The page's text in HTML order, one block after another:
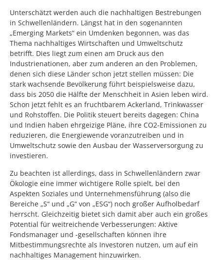
Unterschätzt werden auch die nachhaltigen Bestrebungen
in Schwellenländern. Längst hat in den sogenannten
„Emerging Markets“ ein Umdenken begonnen, was das
Thema nachhaltiges Wirtschaften und Umweltschutz
betrifft. Dies liegt zum einen am Druck aus den
Industrienationen, aber zum anderen an den Problemen,
denen sich diese Länder schon jetzt stellen müssen: Die
stark wachsende Bevölkerung führt beispielsweise dazu,
dass bis 2050 die Hälfte der Menschheit in Asien leben wird.
Schon jetzt fehlt es an fruchtbarem Ackerland, Trinkwasser
und Rohstoffen. Die Politik steuert bereits dagegen: China
und Indien haben ehrgeizige Pläne, ihre CO2-Emissionen zu
reduzieren, die Energiewende voranzutreiben und in
Umweltschutz sowie den Ausbau der Wasserversorgung zu
investieren.
Zu beachten ist allerdings, dass in Schwellenländern zwar
Ökologie eine immer wichtigere Rolle spielt, bei den
Aspekten Soziales und Unternehmensführung (also die
Bereiche „S“ und „G“ von „ESG“) noch großer Aufholbedarf
herrscht. Gleichzeitig bietet sich damit aber auch ein großes
Potential für weitreichende Verbesserungen: Aktive
Fondsmanager und -gesellschaften können ihre
Mitbestimmungsrechte als Investoren nutzen, um auf ein
nachhaltiges Management hinzuwirken.